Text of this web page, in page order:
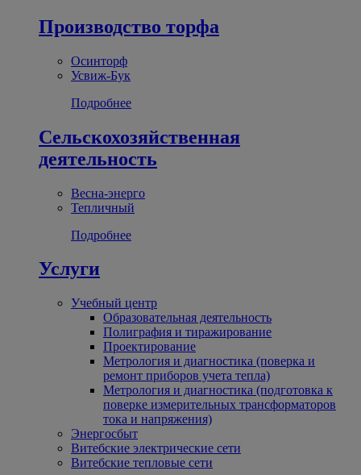
Производство торфа
Осинторф
Усвиж-Бук
Подробнее
Сельскохозяйственная
деятельность
Весна-энерго
Тепличный
Подробнее
Услуги
Учебный центр
Образовательная деятельность
Полиграфия и тиражирование
Проектирование
Метрология и диагностика (поверка и
ремонт приборов учета тепла)
Метрология и диагностика (подготовка к
поверке измерительных трансформаторов
тока и напряжения)
Энергосбыт
Витебские электрические сети
Витебские тепловые сети